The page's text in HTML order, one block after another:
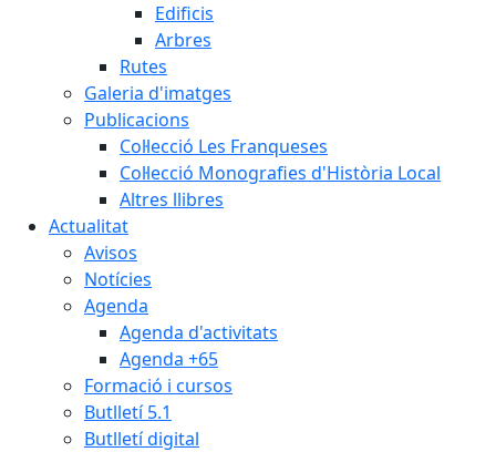
Edificis
Arbres
Rutes
Galeria d'imatges
Publicacions
Col·lecció Les Franqueses
Col·lecció Monografies d'Història Local
Altres llibres
Actualitat
Avisos
Notícies
Agenda
Agenda d'activitats
Agenda +65
Formació i cursos
Butlletí 5.1
Butlletí digital